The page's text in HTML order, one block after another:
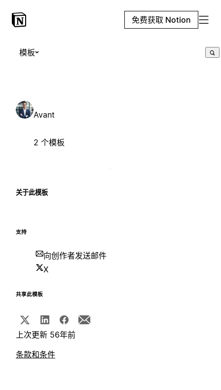
免费获取 Notion
模板
Avant
2 个模板
关于此模板
支持
向创作者发送邮件
X
共享此模板
上次更新 56年前
条款和条件